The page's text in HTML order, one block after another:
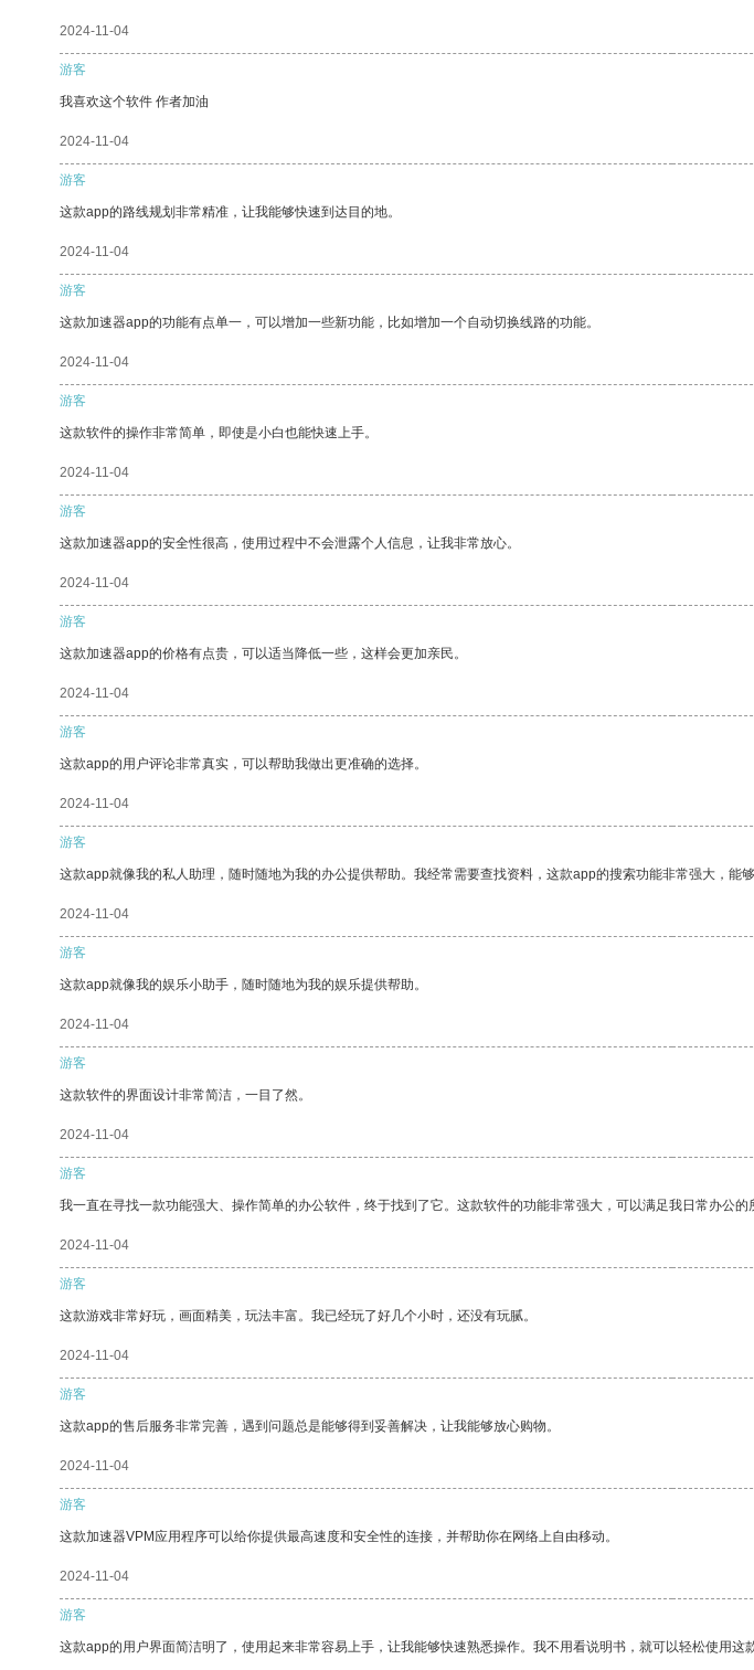
2024-11-04
游客
我喜欢这个软件 作者加油
2024-11-04
游客
这款app的路线规划非常精准，让我能够快速到达目的地。
2024-11-04
游客
这款加速器app的功能有点单一，可以增加一些新功能，比如增加一个自动切换线路的功能。
2024-11-04
游客
这款软件的操作非常简单，即使是小白也能快速上手。
2024-11-04
游客
这款加速器app的安全性很高，使用过程中不会泄露个人信息，让我非常放心。
2024-11-04
游客
这款加速器app的价格有点贵，可以适当降低一些，这样会更加亲民。
2024-11-04
游客
这款app的用户评论非常真实，可以帮助我做出更准确的选择。
2024-11-04
游客
这款app就像我的私人助理，随时随地为我的办公提供帮助。我经常需要查找资料，这款app的搜索功能非常强大，能够
2024-11-04
游客
这款app就像我的娱乐小助手，随时随地为我的娱乐提供帮助。
2024-11-04
游客
这款软件的界面设计非常简洁，一目了然。
2024-11-04
游客
我一直在寻找一款功能强大、操作简单的办公软件，终于找到了它。这款软件的功能非常强大，可以满足我日常办公的
2024-11-04
游客
这款游戏非常好玩，画面精美，玩法丰富。我已经玩了好几个小时，还没有玩腻。
2024-11-04
游客
这款app的售后服务非常完善，遇到问题总是能够得到妥善解决，让我能够放心购物。
2024-11-04
游客
这款加速器VPM应用程序可以给你提供最高速度和安全性的连接，并帮助你在网络上自由移动。
2024-11-04
游客
这款app的用户界面简洁明了，使用起来非常容易上手，让我能够快速熟悉操作。我不用看说明书，就可以轻松使用这